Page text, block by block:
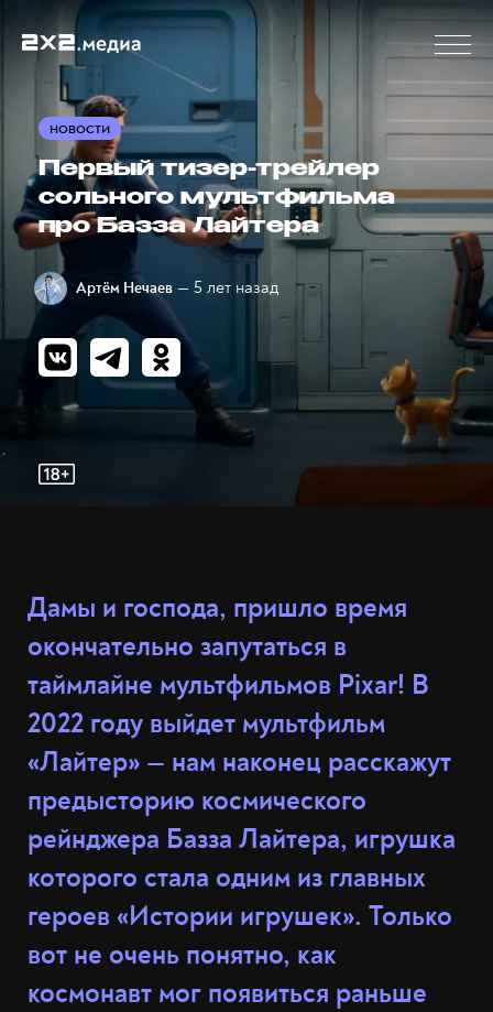
НОВОСТИ
Первый тизер-трейлер
сольного мультфильма
про Базза Лайтера
Артём Нечаев — 5 лет назад
Дамы и господа, пришло время
окончательно запутаться в
таймлайне мультфильмов Pixar! В
2022 году выйдет мультфильм
«Лайтер» — нам наконец расскажут
предысторию космического
рейнджера Базза Лайтера, игрушка
которого стала одним из главных
героев «Истории игрушек». Только
вот не очень понятно, как
космонавт мог появиться раньше